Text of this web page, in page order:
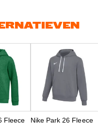
Fleece
Nike Park 26 Fleece